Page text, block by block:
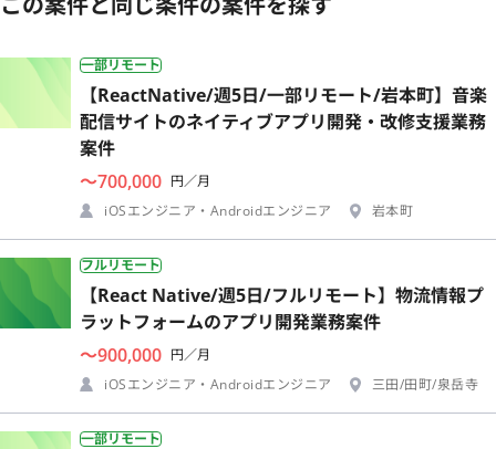
一部リモート
【ReactNative/週5日/一部リモート/岩本町】音楽
配信サイトのネイティブアプリ開発・改修支援業務
案件
〜700,000 円／月
iOSエンジニア・Androidエンジニア
岩本町
フルリモート
【React Native/週5日/フルリモート】物流情報プ
ラットフォームのアプリ開発業務案件
〜900,000 円／月
iOSエンジニア・Androidエンジニア
三田/田町/泉岳寺
一部リモート